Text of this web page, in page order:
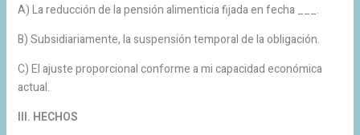
A) La reducción de la pensión alimenticia fijada en fecha ___.
B) Subsidiariamente, la suspensión temporal de la obligación.
C) El ajuste proporcional conforme a mi capacidad económica
actual.
III. HECHOS